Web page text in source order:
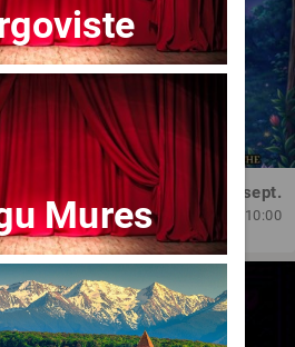
Dum, 13 sept.
10:00
Mures